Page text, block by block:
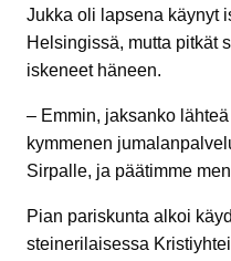
Jukka oli lapsena käynyt
Helsingissä, mutta pitkät
iskeneet häneen.
– Emmin, jaksanko
kymmenen
Sirpalle, ja päätimme
Pian pariskunta alkoi
steinerilaisessa